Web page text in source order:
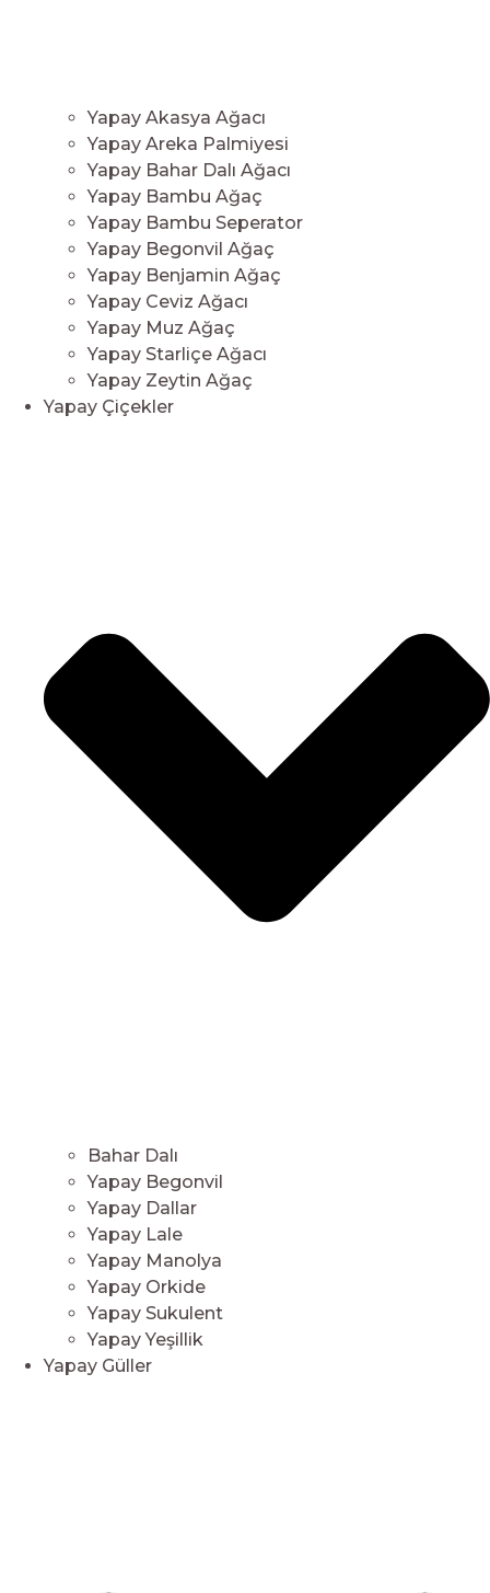
Yapay Akasya Ağacı
Yapay Areka Palmiyesi
Yapay Bahar Dalı Ağacı
Yapay Bambu Ağaç
Yapay Bambu Seperator
Yapay Begonvil Ağaç
Yapay Benjamin Ağaç
Yapay Ceviz Ağacı
Yapay Muz Ağaç
Yapay Starliçe Ağacı
Yapay Zeytin Ağaç
Yapay Çiçekler
Bahar Dalı
Yapay Begonvil
Yapay Dallar
Yapay Lale
Yapay Manolya
Yapay Orkide
Yapay Sukulent
Yapay Yeşillik
Yapay Güller